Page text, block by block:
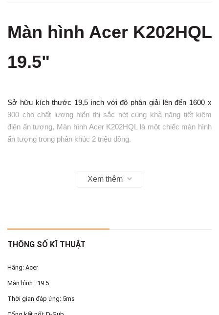
Màn hình Acer K202HQL
19.5"
Sở hữu kích thước 19,5 inch với độ phân giải lên đến 1600 x
900 cho chất lượng hiển thị sắc nét cùng khả năng tiết kiệm
điện ấn tượng, Màn hình Acer K202HQL là một chiếc màn hình
ấn tượng trong phân khúc 2 triệu đồng.
Khả năng hiển thị sắc nét
trang bị độ phân giải 1366 x 768 thì Acer K202HQL được trang
bị lên đến 1600 x 900 cho chất lượng hiển thị vượt trội. Với kích
xác, rõ nét. Với độ phân giải cao hơn người dùng còn có thể
Sản phẩm còn có độ tượng phản rất cao lên đến 100.000.000:1
Xem thêm
THÔNG SỐ KĨ THUẬT
Hãng: Acer
Màn hình : 19.5
Thời gian đáp ứng: 5ms